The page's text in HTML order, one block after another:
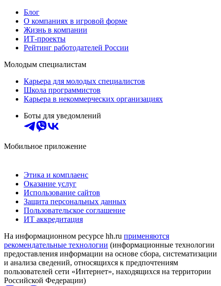
Блог
О компаниях в игровой форме
Жизнь в компании
ИТ-проекты
Рейтинг работодателей России
Молодым специалистам
Карьера для молодых специалистов
Школа программистов
Карьера в некоммерческих организациях
Боты для уведомлений
Мобильное приложение
Этика и комплаенс
Оказание услуг
Использование сайтов
Защита персональных данных
Пользовательское соглашение
ИТ аккредитация
На информационном ресурсе hh.ru применяются
рекомендательные технологии (информационные технологии
предоставления информации на основе сбора, систематизации
и анализа сведений, относящихся к предпочтениям
пользователей сети «Интернет», находящихся на территории
Российской Федерации)